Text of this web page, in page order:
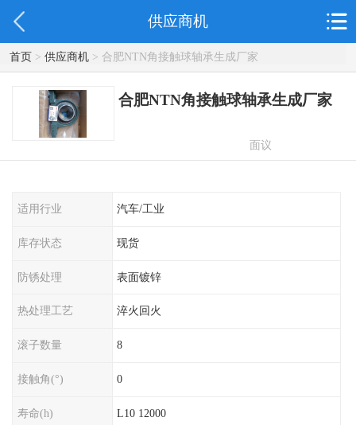
供应商机
首页> 供应商机> 合肥NTN角接触球轴承生成厂家
合肥NTN角接触球轴承生成厂家
面议
适用行业 汽车/工业
库存状态 现货
防锈处理 表面镀锌
热处理工艺 淬火回火
滚子数量 8
接触角(°) 0
寿命(h) L10 12000